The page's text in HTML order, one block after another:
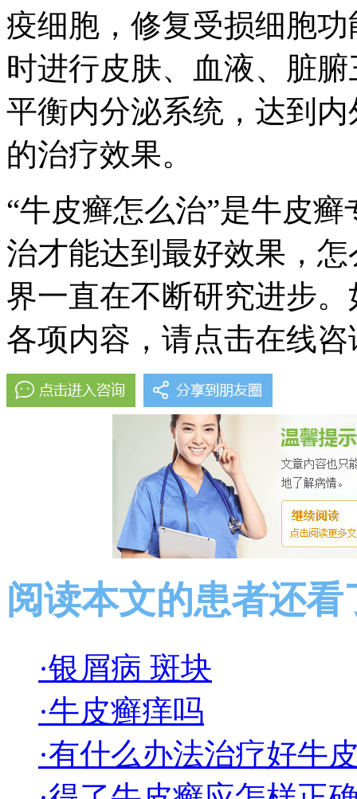
疫细胞，修复受损细胞
时进行皮肤、血液、脏
平衡内分泌系统，达到
的治疗效果。
“牛皮癣怎么治”是牛皮
治才能达到最好效果，
界一直在不断研究进步
各项内容，请点击在线咨
阅读本文的患者还看
·银屑病 斑块
·牛皮癣痒吗
·有什么办法治疗好牛